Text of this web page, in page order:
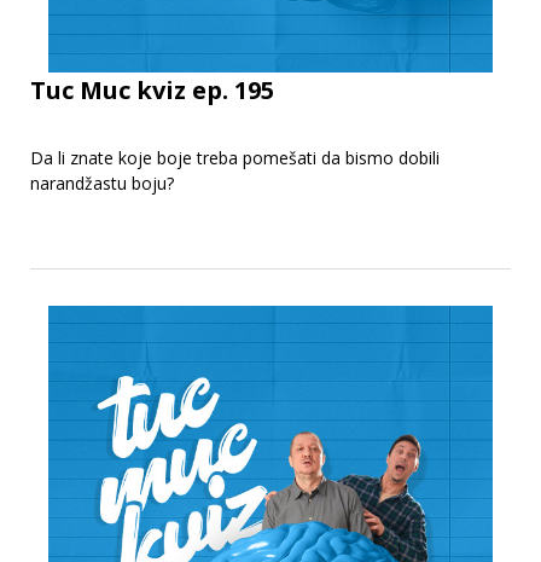
Tuc Muc kviz ep. 195
Da li znate koje boje treba pomešati da bismo dobili
narandžastu boju?